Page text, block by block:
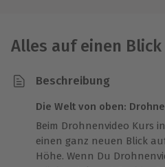
Alles auf einen Blick
Beschreibung
Die Welt von oben:
Beim Drohnenvideo Kurs
einen ganz neuen Blick
Höhe. Wenn Du